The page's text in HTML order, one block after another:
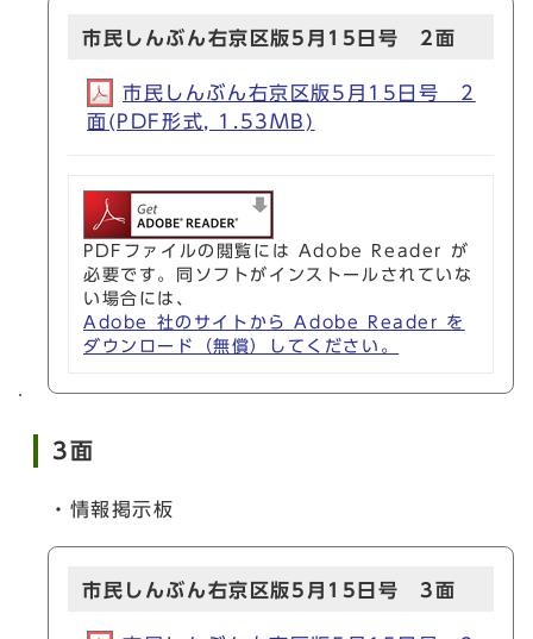
市民しんぶん右京区版5月15日号 2面
市民しんぶん右京区版5月15日号 2
面(PDF形式, 1.53MB)
PDFファイルの閲覧には Adobe Reader が
必要です。同ソフトがインストールされていな
い場合には、
Adobe 社のサイトから Adobe Reader を
ダウンロード（無償）してください。
3面
・情報掲示板
市民しんぶん右京区版5月15日号 3面